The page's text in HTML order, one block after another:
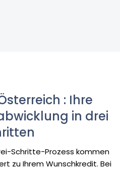
: Ihre
in drei
Schritte-Prozess kommen
zu Ihrem Wunschkredit. Bei